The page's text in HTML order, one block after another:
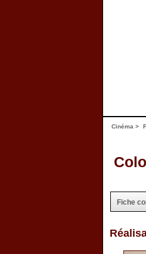
Cinéma >
Fiche